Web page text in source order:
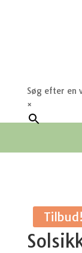
Søg efter en
×
Tilbud!